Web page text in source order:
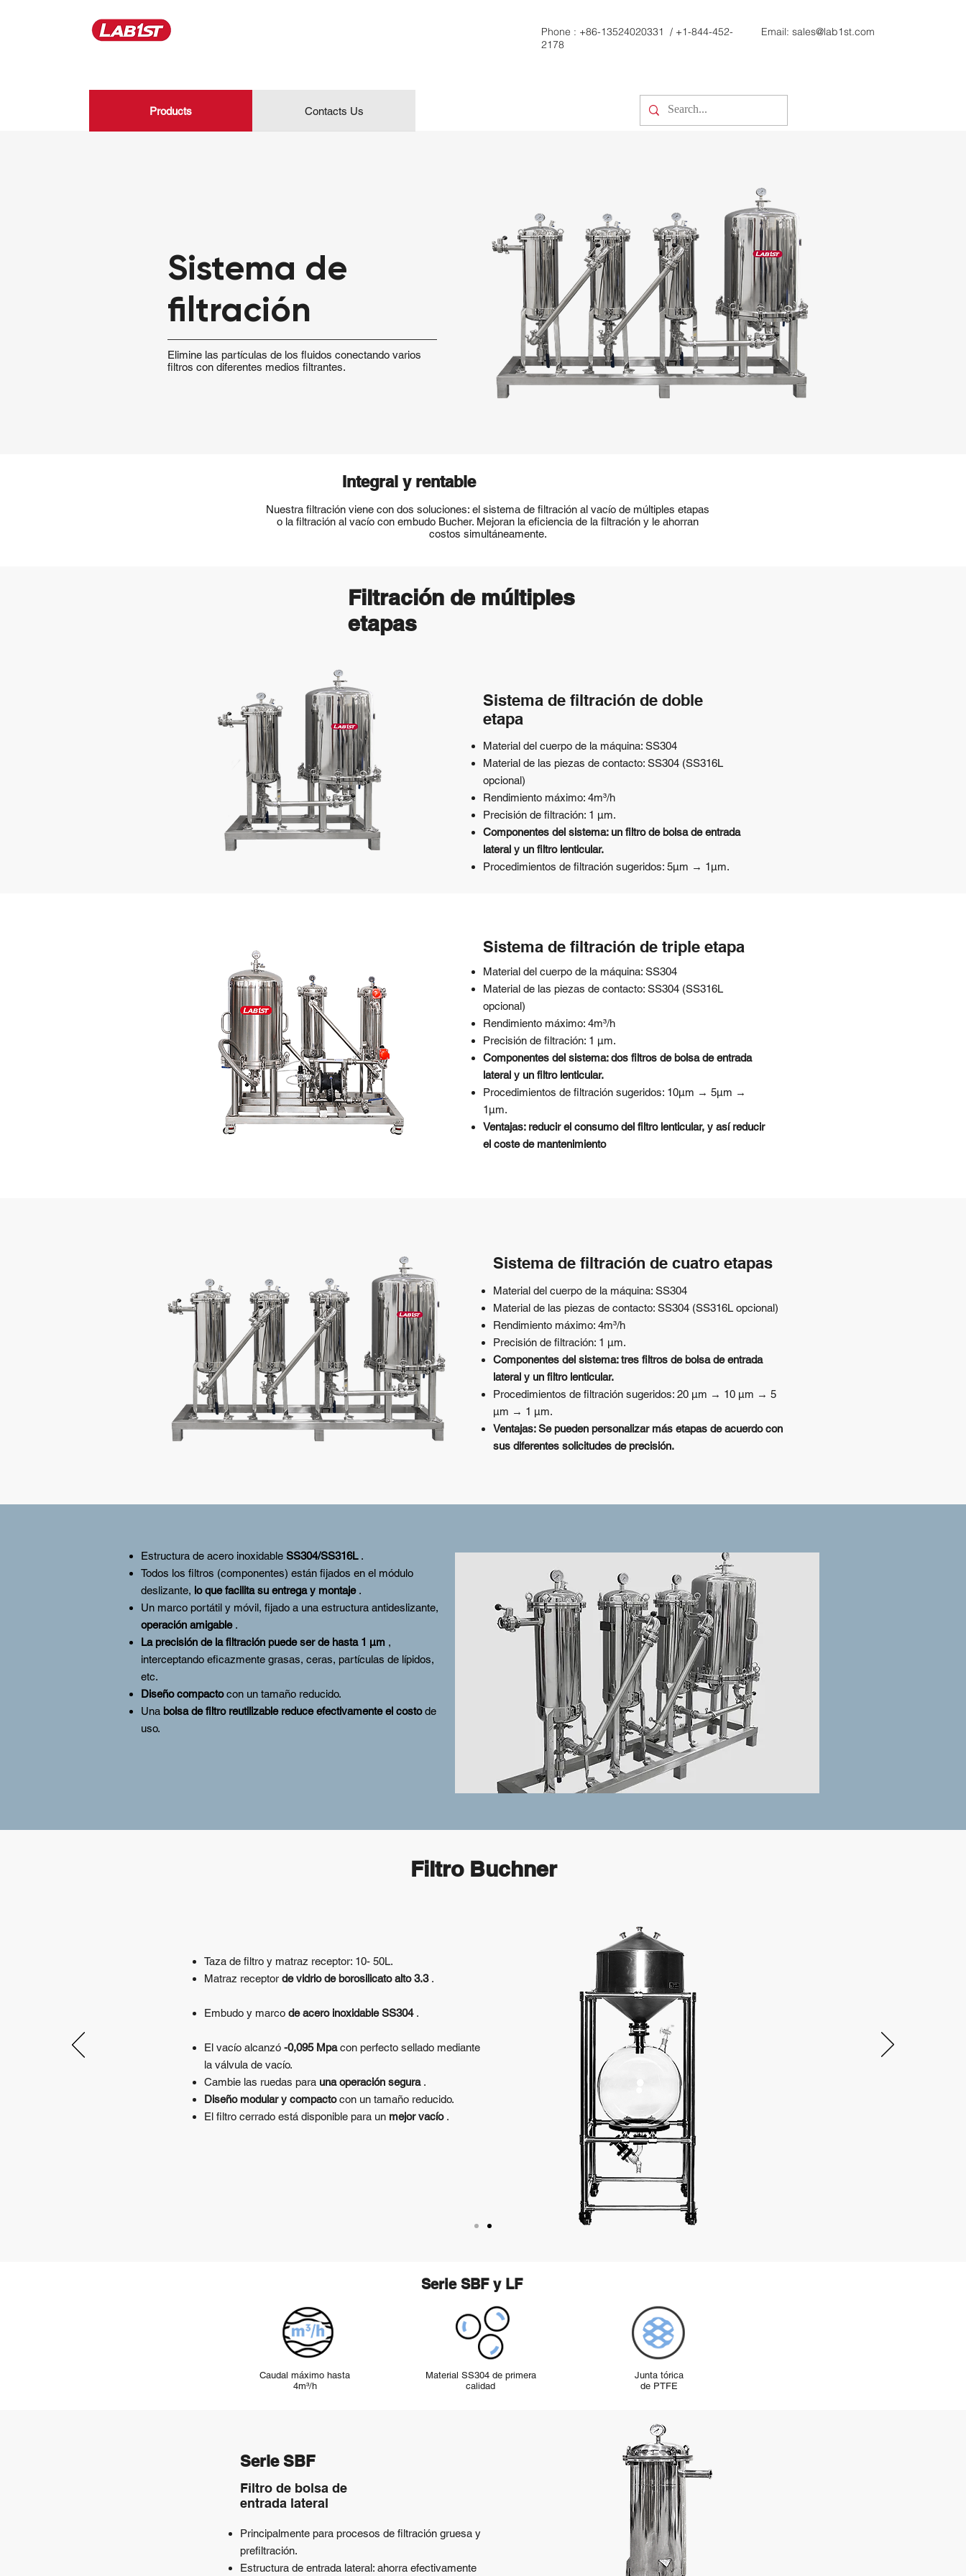
Phone : +86-13524020331 / +1-844-452-
2178
Email: sales@lab1st.com
Products Contacts Us
Sistema de
filtración
Elimine las partículas de los fluidos conectando varios
filtros con diferentes medios filtrantes.
Integral y rentable
Nuestra filtración viene con dos soluciones: el sistema de filtración al vacío de múltiples etapas
o la filtración al vacío con embudo Bucher. Mejoran la eficiencia de la filtración y le ahorran
costos simultáneamente.
Filtración de múltiples
etapas
Sistema de filtración de doble
etapa
Material del cuerpo de la máquina: SS304
Material de las piezas de contacto: SS304 (SS316L
opcional)
Rendimiento máximo: 4m³/h
Precisión de filtración: 1 μm.
Componentes del sistema: un filtro de bolsa de entrada
lateral y un filtro lenticular.
Procedimientos de filtración sugeridos: 5μm → 1μm.
Sistema de filtración de triple etapa
Material del cuerpo de la máquina: SS304
Material de las piezas de contacto: SS304 (SS316L
opcional)
Rendimiento máximo: 4m³/h
Precisión de filtración: 1 μm.
Componentes del sistema: dos filtros de bolsa de entrada
lateral y un filtro lenticular.
Procedimientos de filtración sugeridos: 10μm → 5μm →
1μm.
Ventajas: reducir el consumo del filtro lenticular, y así reducir
el coste de mantenimiento
Sistema de filtración de cuatro etapas
Material del cuerpo de la máquina: SS304
Material de las piezas de contacto: SS304 (SS316L opcional)
Rendimiento máximo: 4m³/h
Precisión de filtración: 1 μm.
Componentes del sistema: tres filtros de bolsa de entrada
lateral y un filtro lenticular.
Procedimientos de filtración sugeridos: 20 μm → 10 μm → 5
μm → 1 μm.
Ventajas: Se pueden personalizar más etapas de acuerdo con
sus diferentes solicitudes de precisión.
Estructura de acero inoxidable SS304/SS316L.
Todos los filtros (componentes) están fijados en el módulo
deslizante, lo que facilita su entrega y montaje.
Un marco portátil y móvil, fijado a una estructura antideslizante,
operación amigable.
La precisión de la filtración puede ser de hasta 1 μm ,
interceptando eficazmente grasas, ceras, partículas de lípidos,
etc.
Diseño compactocon un tamaño reducido.
Una bolsa de filtro reutilizable reduce efectivamente el costode
uso.
Filtro Buchner
Taza de filtro y matraz receptor: 10- 50L.
Matraz receptor de vidrio de borosilicato alto 3.3.
Embudo y marco de acero inoxidable SS304.
El vacío alcanzó -0,095 Mpacon perfecto sellado mediante
la válvula de vacío.
Cambie las ruedas para una operación segura.
Diseño modular y compactocon un tamaño reducido.
El filtro cerrado está disponible para un mejor vacío.
Serie SBF y LF
Caudal máximo hasta
4m³/h
Material SS304 de primera
calidad
Junta tórica
de PTFE
Serie SBF
Filtro de bolsa de
entrada lateral
Principalmente para procesos de filtración gruesa y
prefiltración.
Estructura de entrada lateral: ahorra efectivamente